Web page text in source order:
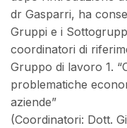
dr Gasparri, ha
Gruppi e i
coordinatori di
Gruppo di lavoro 1.
problematiche
aziende”
(Coordinatori: Dott.